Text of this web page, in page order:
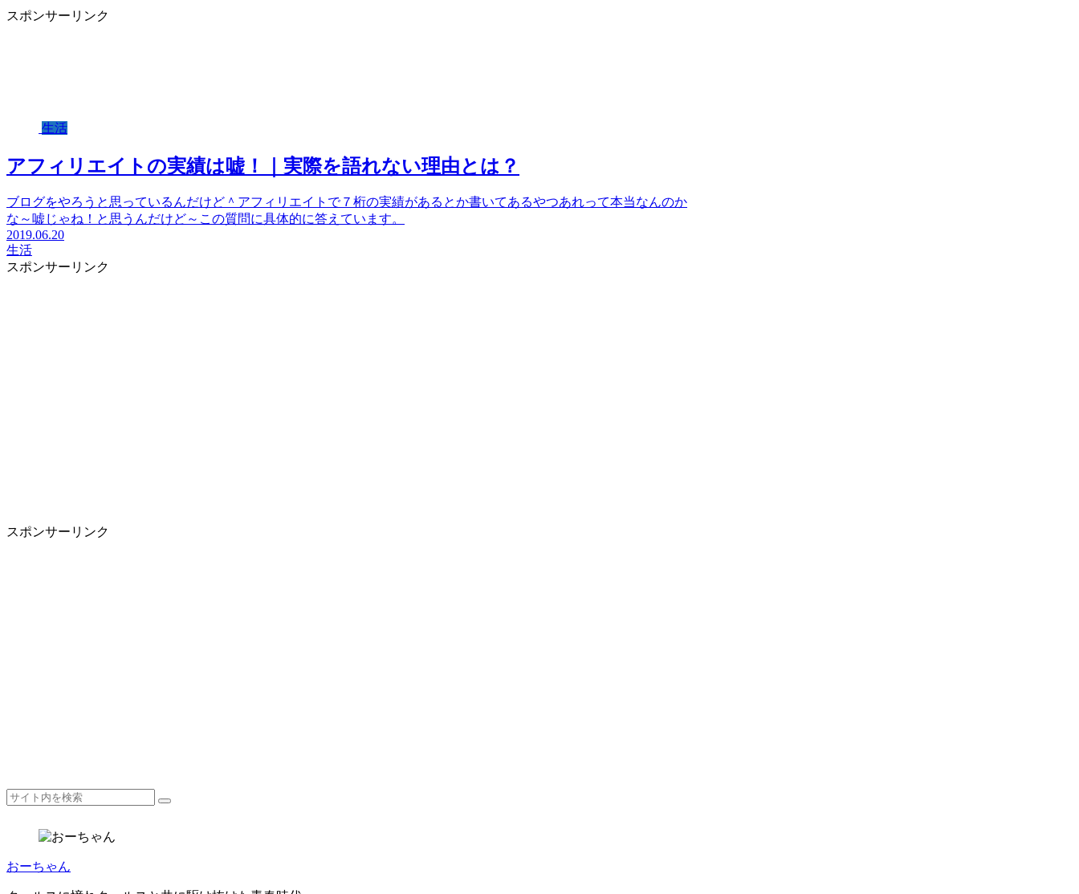
スポンサーリンク
生活
アフィリエイトの実績は嘘！｜実際を語れない理由とは？
ブログをやろうと思っているんだけど＾アフィリエイトで７桁の実績があるとか書いてあるやつあれって本当なんのか
な～嘘じゃね！と思うんだけど～この質問に具体的に答えています。
2019.06.20
生活
スポンサーリンク
スポンサーリンク
おーちゃん